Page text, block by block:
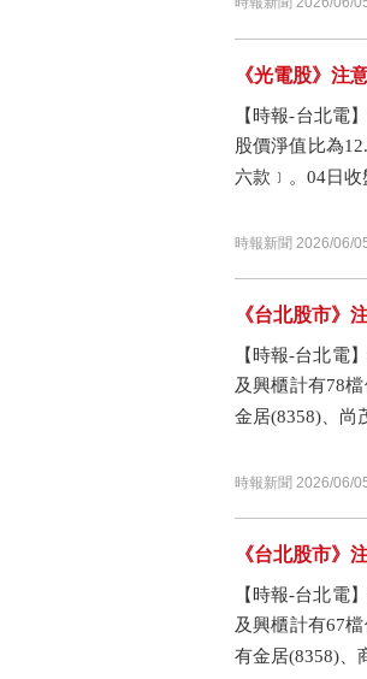
《光電股》注
【時報-台北電
股價淨值比為
六款﹞。04日
時報新聞 2026/06/
《台北股市》
【時報-台北電
及興櫃計有78
金居(8358)、尚
時報新聞 2026/06/
《台北股市》
【時報-台北電
及興櫃計有67
有金居(8358)、